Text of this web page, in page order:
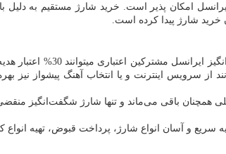
امکان پذیر است. خرید شارژ مستقیم به دلیل
شارژ پیدا کرده است.
از سرویس اینترنت و یا انتخاب آهنگ پیشواز نیز
همچنان باقی می‌ماند و تنها شارژ شگفت‌انگیز
و آسان انواع شارژ، پرداخت قبوض، تهیه انواع